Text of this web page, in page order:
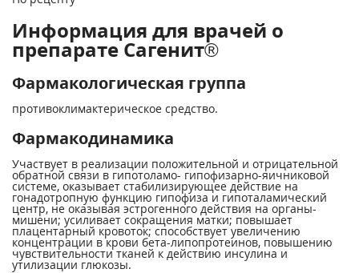
Информация для врачей о
препарате Сагенит®
Фармакологическая группа
противоклимактерическое средство.
Фармакодинамика
Участвует в реализации положительной и отрицательной
обратной связи в гипотоламо- гипофизарно-яичниковой
системе, оказывает стабилизирующее действие на
гонадотропную функцию гипофиза и гипоталамический
центр, не оказывая эстрогенного действия на органы-
мишени; усиливает сокращения матки; повышает
плацентарный кровоток; способствует увеличению
концентрации в крови бета-липопротеинов, повышению
чувствительности тканей к действию инсулина и
утилизации глюкозы.